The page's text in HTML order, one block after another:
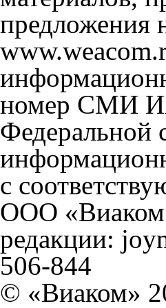
предложения
номер СМИ
Федеральной
с
ООО
редакции:
506-844
© «Виаком»